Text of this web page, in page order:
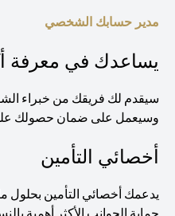
مدير حسابك الشخصي
يساعدك في معرفة
سيقدم لك فريقك من خبراء
وسيعمل على ضمان حصولك
أخصائي التأمين
يدعمك أخصائي التأمين